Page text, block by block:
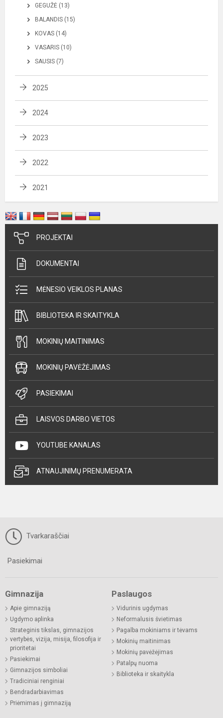
GEGUŽĖ (13)
BALANDIS (15)
KOVAS (14)
VASARIS (10)
SAUSIS (7)
2025
2024
2023
2022
2021
PROJEKTAI
DOKUMENTAI
MĖNESIO VEIKLOS PLANAS
BIBLIOTEKA IR SKAITYKLA
MOKINIŲ MAITINIMAS
MOKINIŲ PAVĖŽĖJIMAS
PASIEKIMAI
LAISVOS DARBO VIETOS
YOUTUBE KANALAS
ATNAUJINIMŲ PRENUMERATA
Tvarkaraščiai
Pasiekimai
Gimnazija
Apie gimnaziją
Ugdymo aplinka
Strateginis tikslas, gimnazijos
vertybės, vizija, misija, filosofija ir
prioritetai
Pasiekimai
Gimnazijos simboliai
Tradiciniai renginiai
Bendradarbiavimas
Priėmimas į gimnaziją
Paslaugos
Vidurinis ugdymas
Neformalusis švietimas
Pagalba mokiniams ir tėvams
Mokinių maitinimas
Mokinių pavėžėjimas
Patalpų nuoma
Biblioteka ir skaitykla